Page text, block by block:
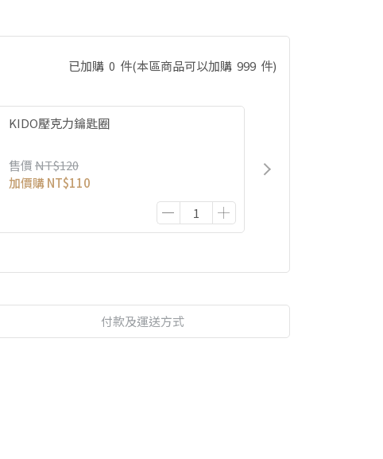
已加購 0 件(本區商品可以加購 999 件)
KIDO壓克力鑰匙圈
售價NT$120
加價購NT$110
付款及運送方式